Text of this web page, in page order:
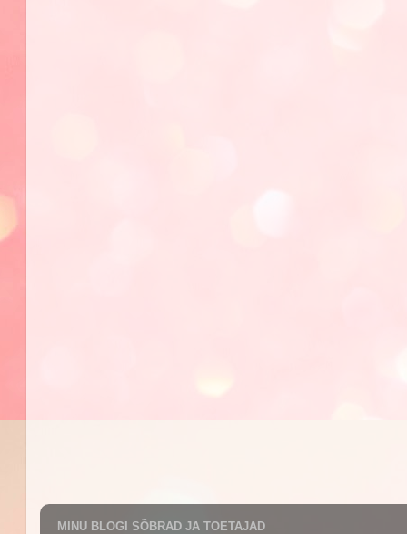
MINU BLOGI SÕBRAD JA TOETAJAD